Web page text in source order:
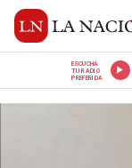
ESCUCHÁ
TU RADIO
PREFERIDA